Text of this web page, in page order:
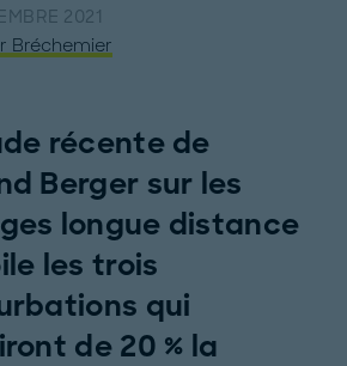
2021
Bréchemier
récente de
Berger sur les
longue distance
les trois
qui
de 20 % la